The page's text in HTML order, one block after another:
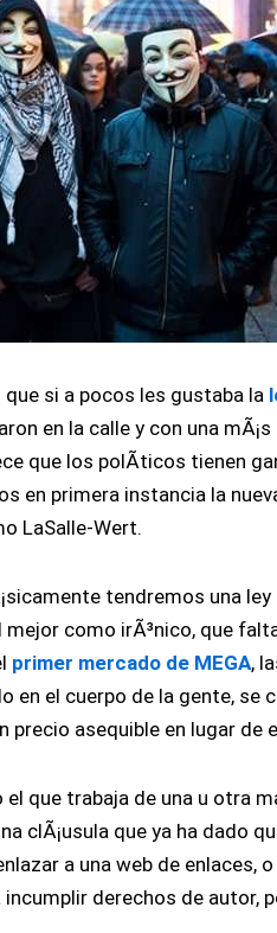
si a pocos les gustaba la
en la calle y con una
que los polÃ­ticos tienen
en primera instancia la
LaSalle-Wert.
tendremos una ley
como irÃ³nico, que
primer mercado de MEGA,
el cuerpo de la gente, se
asequible en lugar de
que trabaja de una u otra
clÃ¡usula que ya ha dado
a una web de enlaces,
derechos de autor,